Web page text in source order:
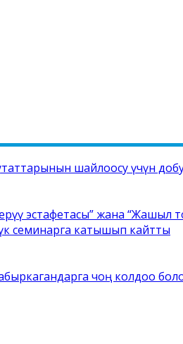
шайлоосу үчүн
эстафетасы” жана “Жашыл
семинарга катышып кайтты
чоң колдоо